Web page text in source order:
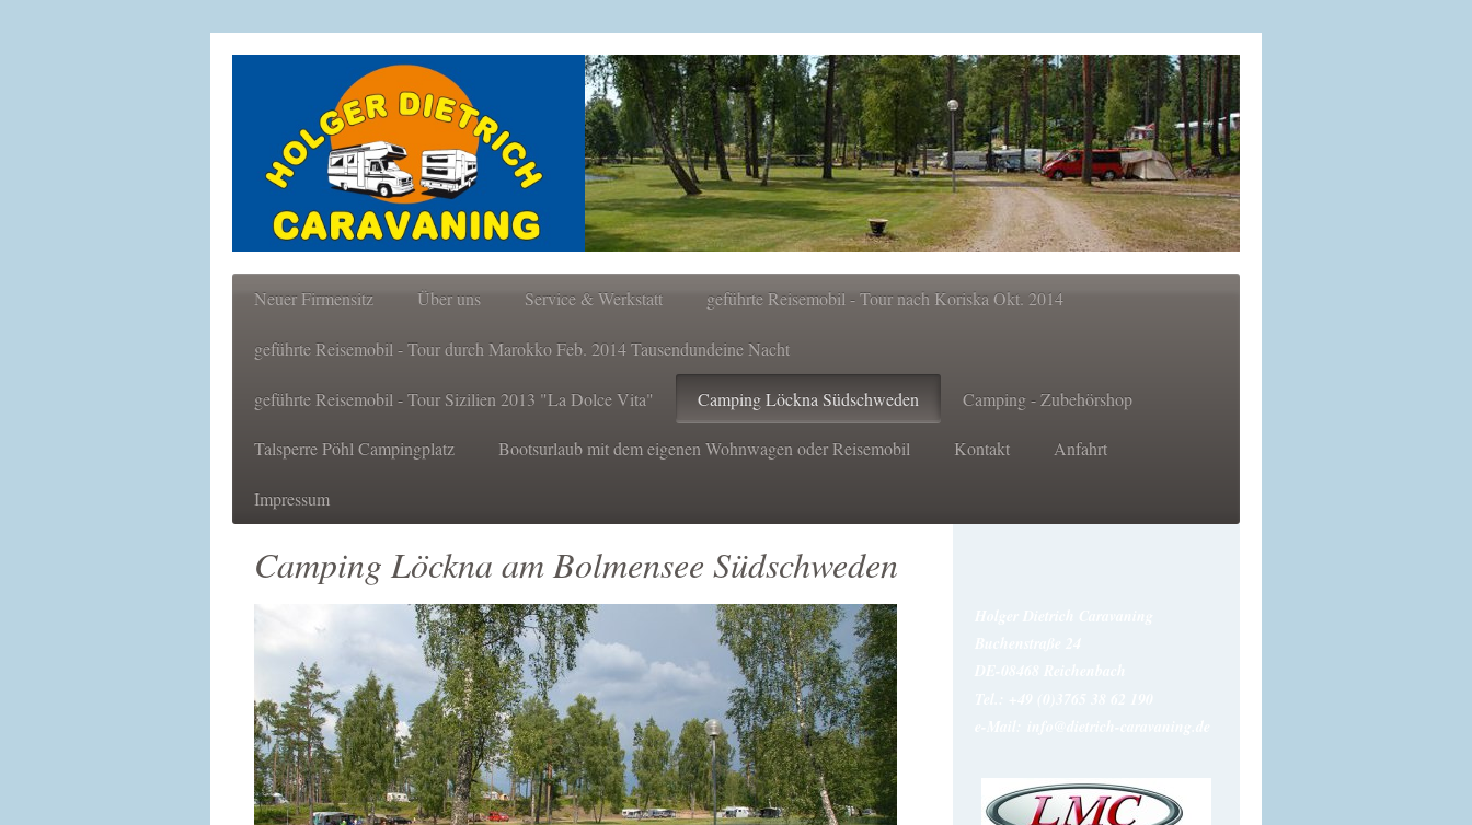
Neuer Firmensitz Über uns Service & Werkstatt geführte Reisemobil - Tour nach Koriska Okt. 2014
geführte Reisemobil - Tour durch Marokko Feb. 2014 Tausendundeine Nacht
geführte Reisemobil - Tour Sizilien 2013 "La Dolce Vita" Camping Löckna Südschweden Camping - Zubehörshop
Talsperre Pöhl Campingplatz Bootsurlaub mit dem eigenen Wohnwagen oder Reisemobil Kontakt Anfahrt
Impressum
Camping Löckna am Bolmensee Südschweden